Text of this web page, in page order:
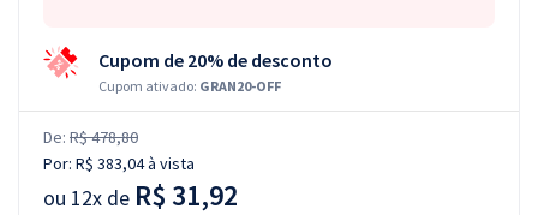
Cupom de 20% de desconto
Cupom ativado: GRAN20-OFF
De: R$ 478,80
Por: R$ 383,04à vista
ou 12x de R$ 31,92